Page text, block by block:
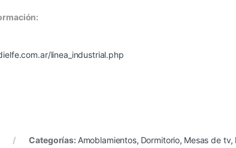
linea_industrial.php
Categorías: Amoblamientos, Dormitorio, Mesas de tv,